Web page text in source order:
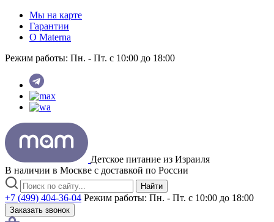
Мы на карте
Гарантии
O Materna
Режим работы: Пн. - Пт. с 10:00 до 18:00
Детское питание из Израиля
В наличии в Москве с доставкой по России
Найти
+7 (499) 404-36-04 Режим работы: Пн. - Пт. с 10:00 до 18:00
Заказать звонок